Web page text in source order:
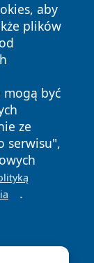
aby
plików
mogą być
ze
serwisu",
.
prawa
Polityka
Cookies